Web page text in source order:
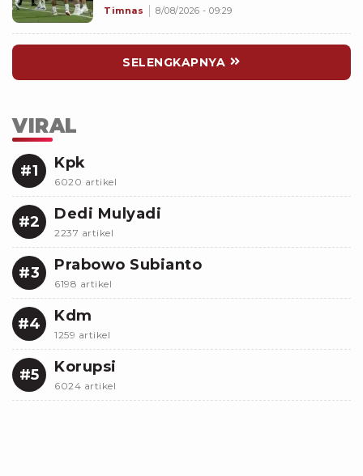
Memalukan!
Timnas 8/08/2026 - 09:29
SELENGKAPNYA
VIRAL
#1 Kpk
6020 artikel
#2 Dedi Mulyadi
2237 artikel
#3 Prabowo Subianto
6198 artikel
#4 Kdm
1259 artikel
#5 Korupsi
6024 artikel